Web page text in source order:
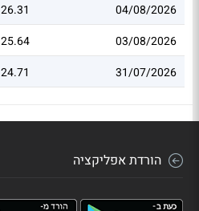
04/08/2026
26.31
03/08/2026
25.64
31/07/2026
24.71
הורדת אפליקציה